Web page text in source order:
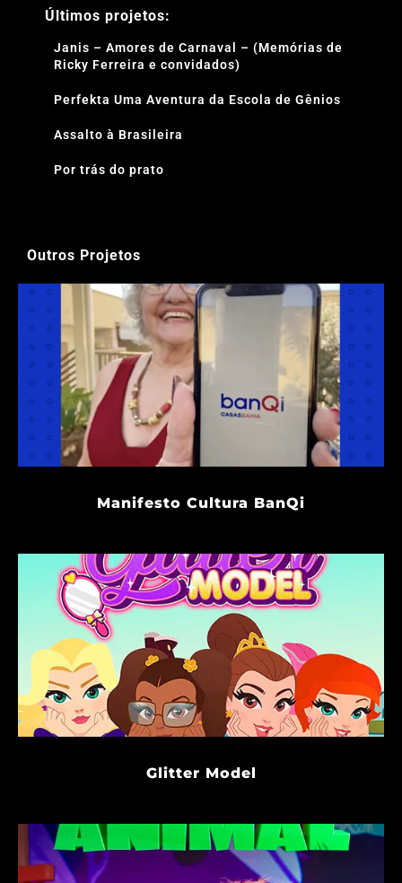
Últimos projetos:
Janis – Amores de Carnaval – (Memórias de
Ricky Ferreira e convidados)
Perfekta Uma Aventura da Escola de Gênios
Assalto à Brasileira
Por trás do prato
Outros Projetos
Manifesto Cultura BanQi
Glitter Model